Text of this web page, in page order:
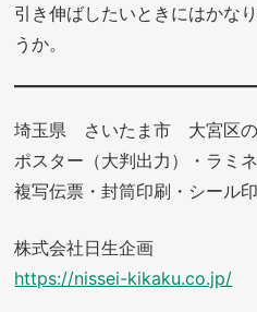
引き伸ばしたいときにはかな
うか。
埼玉県 さいたま市 大宮区の
ポスター（大判出力）・ラミ
複写伝票・封筒印刷・シール
株式会社日生企画
https://nissei-kikaku.co.jp/